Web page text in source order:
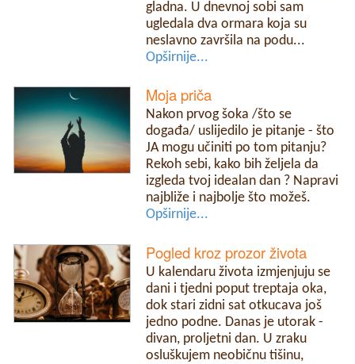
gladna. U dnevnoj sobi sam
ugledala dva ormara koja su
neslavno završila na podu...
Opširnije...
Moja priča
Nakon prvog šoka /što se
događa/ uslijedilo je pitanje - što
JA mogu učiniti po tom pitanju?
Rekoh sebi, kako bih željela da
izgleda tvoj idealan dan ? Napravi
najbliže i najbolje što možeš.
Opširnije...
Pogled kroz prozor života
U kalendaru života izmjenjuju se
dani i tjedni poput treptaja oka,
dok stari zidni sat otkucava još
jedno podne. Danas je utorak -
divan, proljetni dan. U zraku
osluškujem neobičnu tišinu,